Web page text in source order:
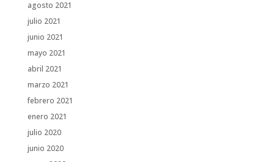
agosto 2021
julio 2021
junio 2021
mayo 2021
abril 2021
marzo 2021
febrero 2021
enero 2021
julio 2020
junio 2020